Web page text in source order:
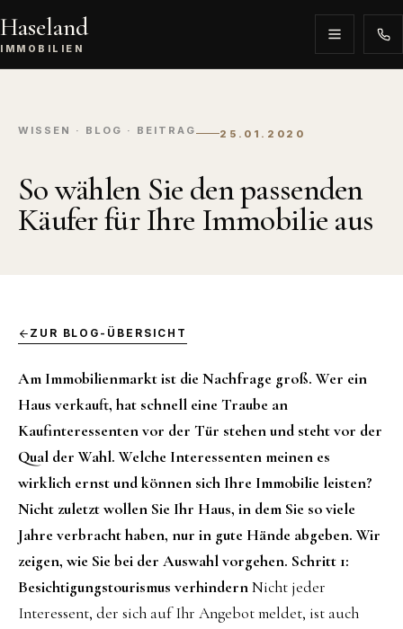
Haseland
IMMOBILIEN
WISSEN · BLOG · BEITRAG 25.01.2020
So wählen Sie den passenden
Käufer für Ihre Immobilie aus
ZUR BLOG-ÜBERSICHT
Am Immobilienmarkt ist die Nachfrage groß. Wer ein
Haus verkauft, hat schnell eine Traube an
Kaufinteressenten vor der Tür stehen und steht vor der
Qual der Wahl. Welche Interessenten meinen es
wirklich ernst und können sich Ihre Immobilie leisten?
Nicht zuletzt wollen Sie Ihr Haus, in dem Sie so viele
Jahre verbracht haben, nur in gute Hände abgeben. Wir
zeigen, wie Sie bei der Auswahl vorgehen. Schritt 1:
Besichtigungstourismus verhindernNicht jeder
Interessent, der sich auf Ihr Angebot meldet, ist auch